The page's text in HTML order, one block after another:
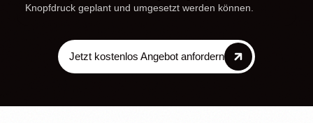
Knopfdruck geplant und umgesetzt werden können.
Jetzt kostenlos Angebot anfordern